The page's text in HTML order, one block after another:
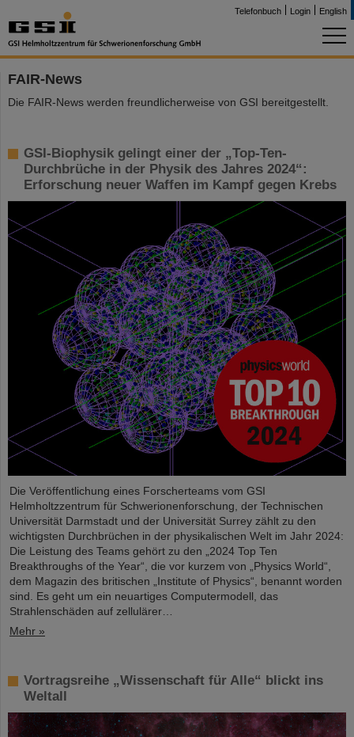
Telefonbuch Login English
FAIR-News
Die FAIR-News werden freundlicherweise von GSI bereitgestellt.
GSI-Biophysik gelingt einer der „Top-Ten-
Durchbrüche in der Physik des Jahres 2024“:
Erforschung neuer Waffen im Kampf gegen Krebs
Die Veröffentlichung eines Forscherteams vom GSI
Helmholtzzentrum für Schwerionenforschung, der Technischen
Universität Darmstadt und der Universität Surrey zählt zu den
wichtigsten Durchbrüchen in der physikalischen Welt im Jahr 2024:
Die Leistung des Teams gehört zu den „2024 Top Ten
Breakthroughs of the Year“, die vor kurzem von „Physics World“,
dem Magazin des britischen „Institute of Physics“, benannt worden
sind. Es geht um ein neuartiges Computermodell, das
Strahlenschäden auf zellulärer…
Mehr »
Vortragsreihe „Wissenschaft für Alle“ blickt ins
Weltall